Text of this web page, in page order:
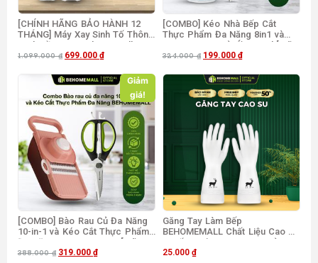
[CHÍNH HÃNG BẢO HÀNH 12
THÁNG] Máy Xay Sinh Tố Thông
Minh Cầm Tay BehomeMall BH-
8689 [Mã freeship BHMFS25]
1.099.000₫ 699.000 ₫
[COMBO] Kéo Nhà Bếp Cắt
Thực Phẩm Đa Năng 8in1 và
Dụng Cụ Xay Tỏi Ớt 500ml [Mã
freeship BHMFS25]
324.000₫ 199.000 ₫
Giảm
giá!
[COMBO] Bào Rau Củ Đa Năng
10-in-1 và Kéo Cắt Thực Phẩm
Đa Năng BEHOMEMALL [Mã
freeship BHMFS25]
388.000₫ 319.000 ₫
Găng Tay Làm Bếp
BEHOMEMALL Chất Liệu Cao Su
– Nấu Nướng, Dọn Dẹp, Rửa
Chén
25.000 ₫